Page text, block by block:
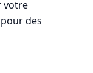
votre
des